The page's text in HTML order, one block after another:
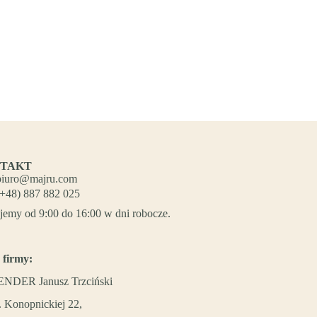
887 882 025
od 9:00 do 16:00 w dni robocze.
firmy:
Janusz Trzciński
Konopnickiej 22,